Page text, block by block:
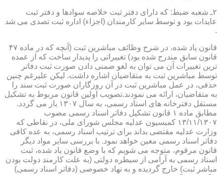
۲ـ شعبه ضبط: كه دارای دفتر ثبت خلاصه سوادها و دفتر ثبت
عایدات بود و توسط سایر كارمندان (اجزاء) اداره ثبت تصدی می شد
.
قانون یاد شده، در شرح وظائف مباشرین ثبت (آنچه كه در ماده ۴۷
قانون سابق مندرج شده بود) تغییراتی را پدیدار ساخت كه از عمده
ترین تغییرات آن می توان به لغو ضمنی دادن صورت ثبت دفاتر
توسط مباشرین ثبت به متقاضیان اشاره داشت. لیكن علیرغم چنین
حذفی، در عمل مباشرین ثبت در آن روزگاران صورت ثبت سند را
به متقاضیان، ارائه می نمودند.تصویب اولین قانون مربوط به تشكیل
مستقل دفترخانه های اسناد رسمی، به سال ۱۳۰۷ باز می گردد.
مطابق ماده ۱ قانون تشكیل دفاتر اسناد رسمی مصوب
۱۳/۱۱/۱۳۰۷ كمیسیون عدلیه مجلس شورای ملی، در نقاطی كه
وزارت عدلیه مقتضی بداند برای ترتیب اسناد رسمی، به عده كافی
دفاتر اسناد رسمی معین خواهد نمود. با بررسی سایر مواد دیگر
قانون مرقوم، متوجه می شویم كه با وضع قانون یاد شده، ثبت
اسناد رسمی به آرامی از سیطره دولتی (به علت كارمند دولت بودن
مباشر ثبت) خارج گردیده و به نهاد خصوصی (دفاتر اسناد رسمی)